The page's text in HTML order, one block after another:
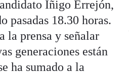
Íñigo Errejón,
pasadas 18.30 horas.
la prensa y señalar
generaciones están
ha sumado a la